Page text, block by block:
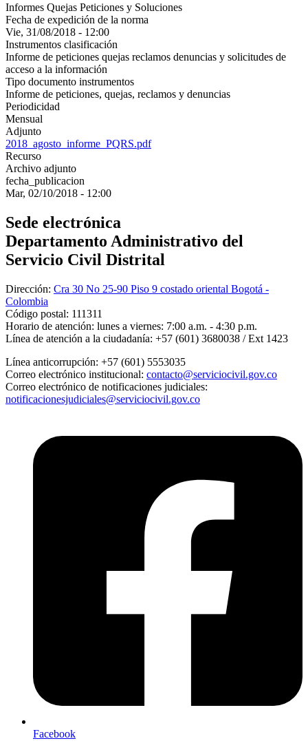
Informes Quejas Peticiones y Soluciones
Fecha de expedición de la norma
Vie, 31/08/2018 - 12:00
Instrumentos clasificación
Informe de peticiones quejas reclamos denuncias y solicitudes de
acceso a la información
Tipo documento instrumentos
Informe de peticiones, quejas, reclamos y denuncias
Periodicidad
Mensual
Adjunto
2018_agosto_informe_PQRS.pdf
Recurso
Archivo adjunto
fecha_publicacion
Mar, 02/10/2018 - 12:00
Sede electrónica
Departamento Administrativo del
Servicio Civil Distrital
Dirección: Cra 30 No 25-90 Piso 9 costado oriental Bogotá -
Colombia
Código postal: 111311
Horario de atención: lunes a viernes: 7:00 a.m. - 4:30 p.m.
Línea de atención a la ciudadanía: +57 (601) 3680038 / Ext 1423
Línea anticorrupción: +57 (601) 5553035
Correo electrónico institucional: contacto@serviciocivil.gov.co
Correo electrónico de notificaciones judiciales:
notificacionesjudiciales@serviciocivil.gov.co
Facebook